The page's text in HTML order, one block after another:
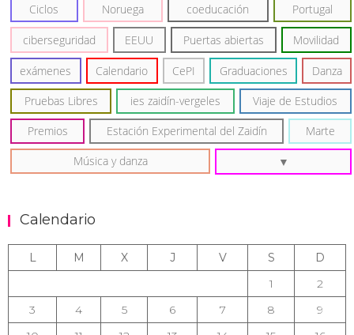
Ciclos Noruega coeducación Portugal
ciberseguridad EEUU Puertas abiertas Movilidad
exámenes Calendario CePI Graduaciones Danza
Pruebas Libres ies zaidín-vergeles Viaje de Estudios
Premios Estación Experimental del Zaidín Marte
Música y danza
Calendario
L M X J V S
D
1
2
3
4 5 6 7 8
9